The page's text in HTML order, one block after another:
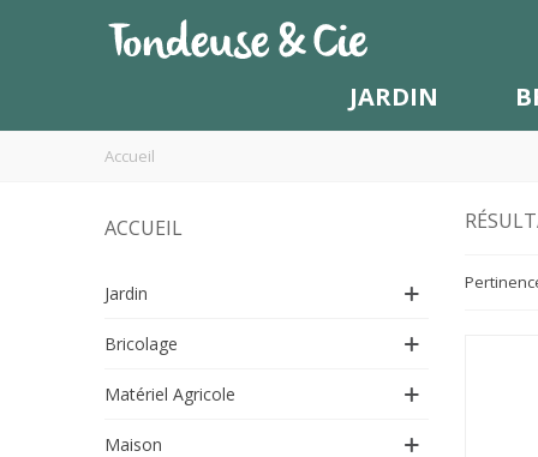
JARDIN
Accueil
ACCUEIL
Jardin
Bricolage
Matériel Agricole
Maison